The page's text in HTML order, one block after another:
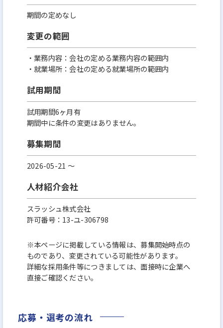
期間の定めなし
変更の範囲
・業務内容：会社の定める業務内容の範囲内
・就業場所：会社の定める就業場所の範囲内
試用期間
試用期間6ヶ月有
期間中に条件の変更はありません。
募集期間
2026-05-21 〜
人材紹介会社
スラッシュ株式会社
許可番号：13-ユ-306798
※本ページに掲載している情報は、募集開始時点の
ものであり、変更されている可能性があります。
詳細な採用条件等につきましては、面接時に企業へ
直接ご確認ください。
応募・選考の流れ